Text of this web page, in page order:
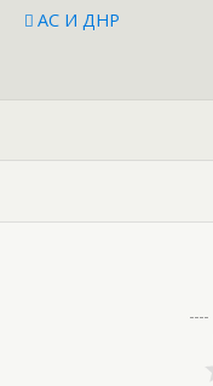
АС И ДНР